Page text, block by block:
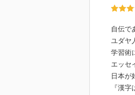
自伝で
ユダヤ
学習術
エッセ
日本が
『漢